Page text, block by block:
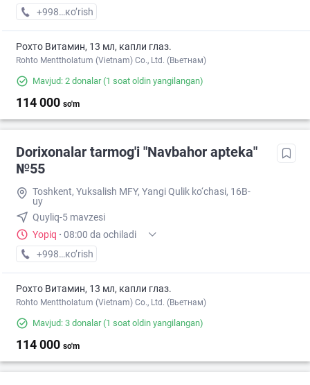
+998 (94) XXX-XX-XX
кo’rish
Рохто Витамин, 13 мл, капли глаз.
Rohto Menttholatum (Vietnam) Co., Ltd. (Вьетнам)
Mavjud: 2 donalar(1 soat oldin yangilangan)
114 000 so'm
Dorixonalar tarmog'i "Navbahor apteka"
№55
Toshkent, Yuksalish MFY, Yangi Qulik ko‘chasi, 16B-
uy
Quyliq-5 mavzesi
Yopiq · 08:00 da ochiladi
+998 (94) XXX-XX-XX
кo’rish
Рохто Витамин, 13 мл, капли глаз.
Rohto Menttholatum (Vietnam) Co., Ltd. (Вьетнам)
Mavjud: 3 donalar(1 soat oldin yangilangan)
114 000 so'm